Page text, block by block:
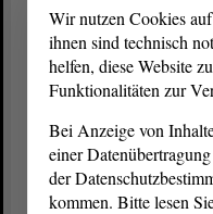
ich meine natürlich,
für Menschen und
Vielen Dank.
(Beifall bei der FDP)
Wir nutzen Cookies
ihnen sind technisch
helfen, diese Website
Funktionalitäten zur
Bei Anzeige von
einer
der
kommen. Bitte lesen